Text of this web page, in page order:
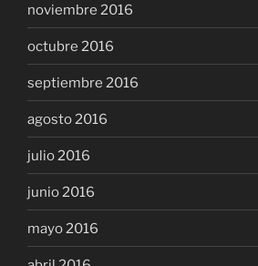
noviembre 2016
octubre 2016
septiembre 2016
agosto 2016
julio 2016
junio 2016
mayo 2016